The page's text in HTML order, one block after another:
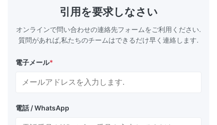
引用を要求しなさい
オンラインで問い合わせの連絡先フォームをご利用ください.
質問があれば,私たちのチームはできるだけ早く連絡します.
電子メール*
電話 / WhatsApp